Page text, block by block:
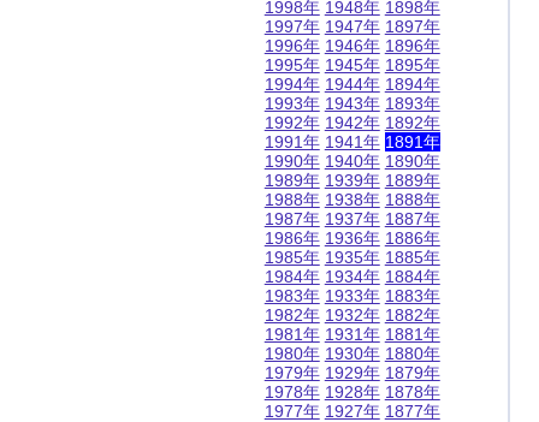
1998年
1997年
1996年
1995年
1994年
1993年
1992年
1991年
1990年
1989年
1988年
1987年
1986年
1985年
1984年
1983年
1982年
1981年
1980年
1979年
1978年
1977年
1948年
1947年
1946年
1945年
1944年
1943年
1942年
1941年
1940年
1939年
1938年
1937年
1936年
1935年
1934年
1933年
1932年
1931年
1930年
1929年
1928年
1927年
1898年
1897年
1896年
1895年
1894年
1893年
1892年
1891年
1890年
1889年
1888年
1887年
1886年
1885年
1884年
1883年
1882年
1881年
1880年
1879年
1878年
1877年